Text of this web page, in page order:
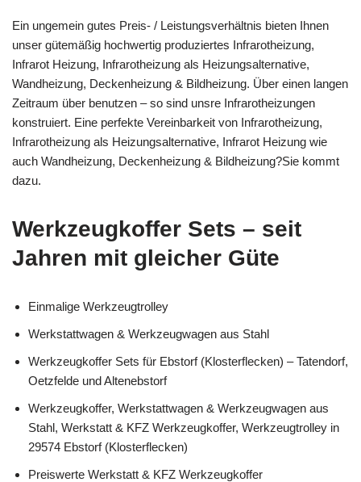
Ein ungemein gutes Preis- / Leistungsverhältnis bieten Ihnen
unser gütemäßig hochwertig produziertes Infrarotheizung,
Infrarot Heizung, Infrarotheizung als Heizungsalternative,
Wandheizung, Deckenheizung & Bildheizung. Über einen langen
Zeitraum über benutzen – so sind unsre Infrarotheizungen
konstruiert. Eine perfekte Vereinbarkeit von Infrarotheizung,
Infrarotheizung als Heizungsalternative, Infrarot Heizung wie
auch Wandheizung, Deckenheizung & Bildheizung?Sie kommt
dazu.
Werkzeugkoffer Sets – seit
Jahren mit gleicher Güte
Einmalige Werkzeugtrolley
Werkstattwagen & Werkzeugwagen aus Stahl
Werkzeugkoffer Sets für Ebstorf (Klosterflecken) – Tatendorf,
Oetzfelde und Altenebstorf
Werkzeugkoffer, Werkstattwagen & Werkzeugwagen aus
Stahl, Werkstatt & KFZ Werkzeugkoffer, Werkzeugtrolley in
29574 Ebstorf (Klosterflecken)
Preiswerte Werkstatt & KFZ Werkzeugkoffer